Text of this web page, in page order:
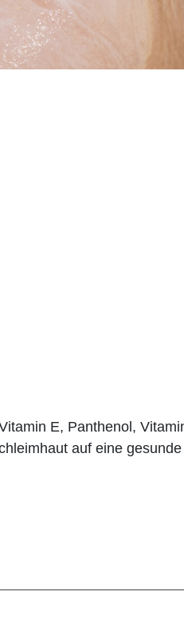
E, Panthenol,
auf eine